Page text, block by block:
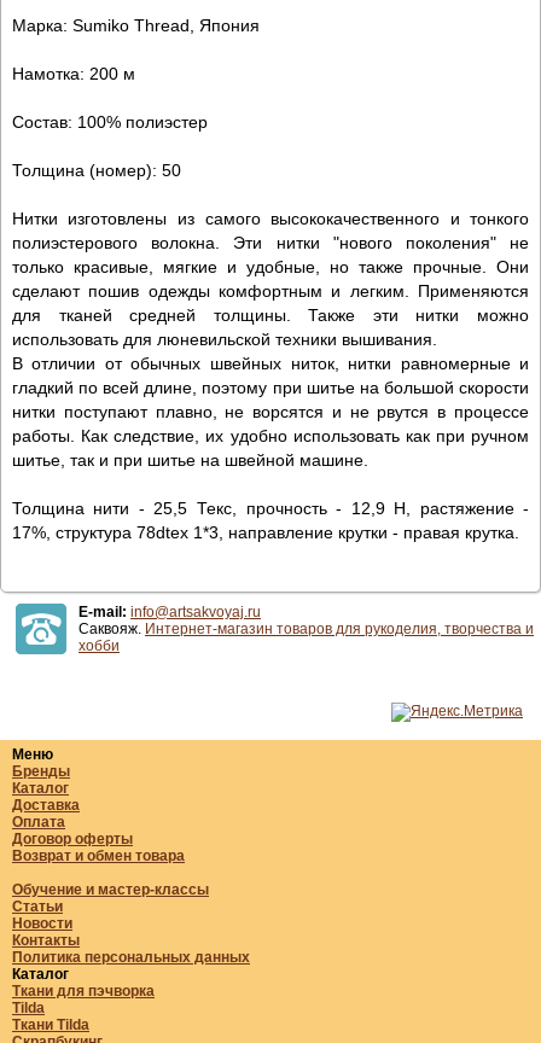
Марка: Sumiko Thread, Япония
Намотка: 200 м
Состав: 100% полиэстер
Толщина (номер): 50
Нитки изготовлены из самого высококачественного и тонкого
полиэстерового волокна. Эти нитки "нового поколения" не
только красивые, мягкие и удобные, но также прочные. Они
сделают пошив одежды комфортным и легким. Применяются
для тканей средней толщины. Также эти нитки можно
использовать для люневильской техники вышивания.
В отличии от обычных швейных ниток, нитки равномерные и
гладкий по всей длине, поэтому при шитье на большой скорости
нитки поступают плавно, не ворсятся и не рвутся в процессе
работы. Как следствие, их удобно использовать как при ручном
шитье, так и при шитье на швейной машине.
Толщина нити - 25,5 Текс, прочность - 12,9 Н, растяжение -
17%, структура 78dtex 1*3, направление крутки - правая крутка.
E-mail: info@artsakvoyaj.ru
Саквояж. Интернет-магазин товаров для рукоделия, творчества и
хобби
Меню
Бренды
Каталог
Доставка
Оплата
Договор оферты
Возврат и обмен товара
Обучение и мастер-классы
Статьи
Новости
Контакты
Политика персональных данных
Каталог
Ткани для пэчворка
Tilda
Ткани Tilda